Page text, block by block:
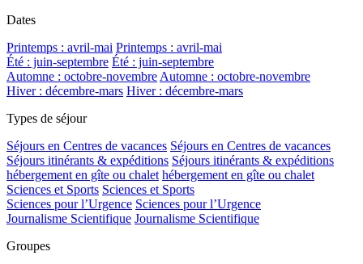
Dates
Printemps : avril-mai Printemps : avril-mai
Été : juin-septembre Été : juin-septembre
Automne : octobre-novembre Automne : octobre-novembre
Hiver : décembre-mars Hiver : décembre-mars
Types de séjour
Séjours en Centres de vacances Séjours en Centres de vacances
Séjours itinérants & expéditions Séjours itinérants & expéditions
hébergement en gîte ou chalet hébergement en gîte ou chalet
Sciences et Sports Sciences et Sports
Sciences pour l’Urgence Sciences pour l’Urgence
Journalisme Scientifique Journalisme Scientifique
Groupes